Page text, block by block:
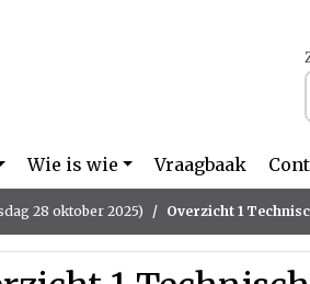
Wie is wie Vraagbaak
28 oktober 2025) Overzicht 1 Technische vragen en